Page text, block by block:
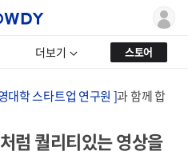
더보기 스토어
대학 스타트업 연구원 ]과 함께 합
럼 퀄리티있는 영상을